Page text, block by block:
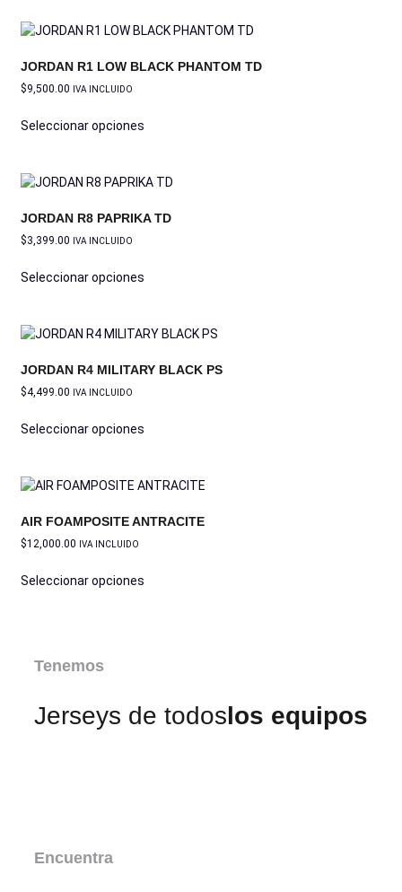
JORDAN R1 LOW BLACK PHANTOM TD
$9,500.00 IVA INCLUIDO
Seleccionar opciones
JORDAN R8 PAPRIKA TD
$3,399.00 IVA INCLUIDO
Seleccionar opciones
JORDAN R4 MILITARY BLACK PS
$4,499.00 IVA INCLUIDO
Seleccionar opciones
AIR FOAMPOSITE ANTRACITE
$12,000.00 IVA INCLUIDO
Seleccionar opciones
Tenemos
Jerseys de todoslos equipos
Encuentra